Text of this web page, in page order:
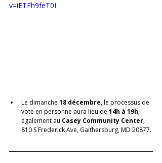
v=iETFh9feT0I
Le dimanche 18 décembre, le processus de
vote en personne aura lieu de 14h à 19h,
également au Casey Community Center,
810 S Frederick Ave, Gaithersburg, MD 20877.